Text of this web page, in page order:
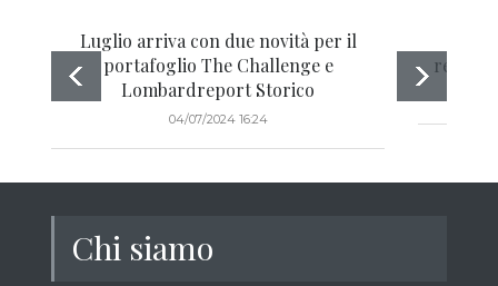
Luglio arriva con due novità per il
portafoglio The Challenge e
Lombardreport Storico
04/07/2024 16:24
Chi siamo